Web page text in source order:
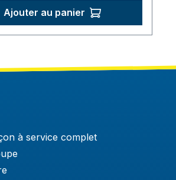
Ajouter au panier
à service complet